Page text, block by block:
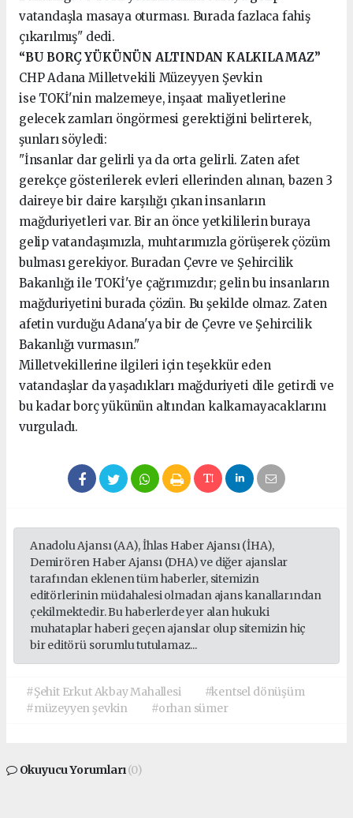
vatandaşla masaya oturması. Burada fazlaca fahiş
çıkarılmış" dedi.
“BU BORÇ YÜKÜNÜN ALTINDAN KALKILAMAZ”
CHP Adana Milletvekili Müzeyyen Şevkin
ise TOKİ'nin malzemeye, inşaat maliyetlerine
gelecek zamları öngörmesi gerektiğini belirterek,
şunları söyledi:
"İnsanlar dar gelirli ya da orta gelirli. Zaten afet
gerekçe gösterilerek evleri ellerinden alınan, bazen 3
daireye bir daire karşılığı çıkan insanların
mağduriyetleri var. Bir an önce yetkililerin buraya
gelip vatandaşımızla, muhtarımızla görüşerek çözüm
bulması gerekiyor. Buradan Çevre ve Şehircilik
Bakanlığı ile TOKİ'ye çağrımızdır; gelin bu insanların
mağduriyetini burada çözün. Bu şekilde olmaz. Zaten
afetin vurduğu Adana'ya bir de Çevre ve Şehircilik
Bakanlığı vurmasın."
Milletvekillerine ilgileri için teşekkür eden
vatandaşlar da yaşadıkları mağduriyeti dile getirdi ve
bu kadar borç yükünün altından kalkamayacaklarını
vurguladı.
Anadolu Ajansı (AA), İhlas Haber Ajansı (İHA),
Demirören Haber Ajansı (DHA) ve diğer ajanslar
tarafından eklenen tüm haberler, sitemizin
editörlerinin müdahalesi olmadan ajans kanallarından
çekilmektedir. Bu haberlerde yer alan hukuki
muhataplar haberi geçen ajanslar olup sitemizin hiç
bir editörü sorumlu tutulamaz...
#Şehit Erkut Akbay Mahallesi
#kentsel dönüşüm
#müzeyyen şevkin
#orhan sümer
Okuyucu Yorumları(0)